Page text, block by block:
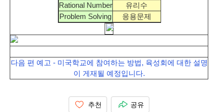
Rational Number
유리수
Problem Solving
응용문제
다음 편 예고 - 미국학교에 참여하는 방법, 육성회에 대한 설명
이 게재될 예정입니다.
추천 공유